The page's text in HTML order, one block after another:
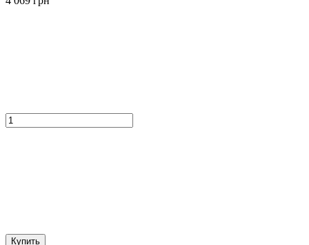
Купить